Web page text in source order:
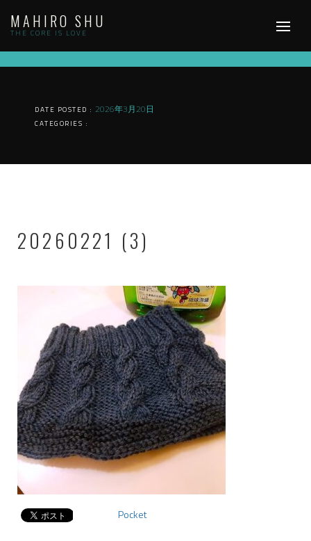
content
MAHIRO SHU
THE CORE IS LOVE
DATE POSTED : 2026年3月20日
CATEGORIES :
20260221 (3)
Pocket